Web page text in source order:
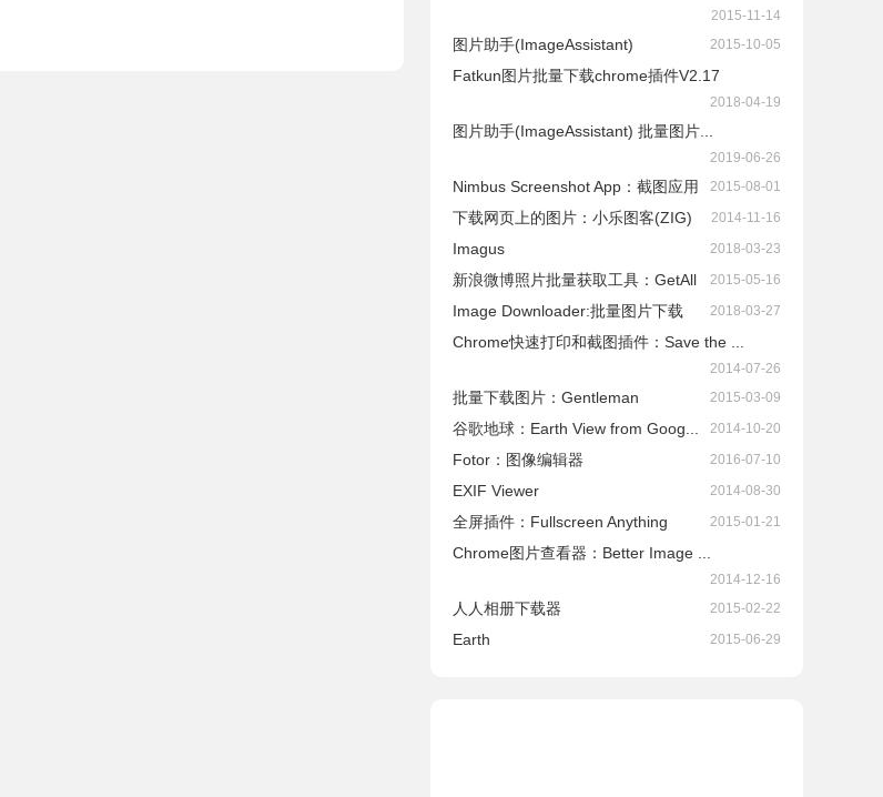
2015-11-14
图片助手(ImageAssistant) 2015-10-05
Fatkun图片批量下载chrome插件V2.17
2018-04-19
图片助手(ImageAssistant) 批量图片...
2019-06-26
Nimbus Screenshot App：截图应用 2015-08-01
下载网页上的图片：小乐图客(ZIG) 2014-11-16
Imagus 2018-03-23
新浪微博照片批量获取工具：GetAll 2015-05-16
Image Downloader:批量图片下载 2018-03-27
Chrome快速打印和截图插件：Save the ...
2014-07-26
批量下载图片：Gentleman 2015-03-09
谷歌地球：Earth View from Goog... 2014-10-20
Fotor：图像编辑器 2016-07-10
EXIF Viewer 2014-08-30
全屏插件：Fullscreen Anything 2015-01-21
Chrome图片查看器：Better Image ...
2014-12-16
人人相册下载器 2015-02-22
Earth 2015-06-29